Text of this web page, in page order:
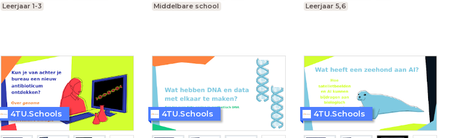
Leerjaar 1-3
Middelbare school
Leerjaar 5,6
4TU.Schools 4TU.Schools 4TU.Schools